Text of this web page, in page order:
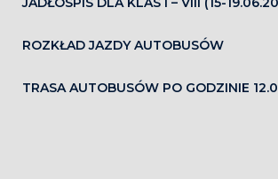
ROZKŁAD JAZDY AUTOBUSÓW
TRASA AUTOBUSÓW PO GODZINIE